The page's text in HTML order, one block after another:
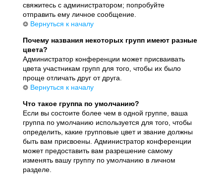
свяжитесь с администратором; попробуйте
отправить ему личное сообщение.
Вернуться к началу
Почему названия некоторых групп имеют разные
цвета?
Администратор конференции может присваивать
цвета участникам групп для того, чтобы их было
проще отличать друг от друга.
Вернуться к началу
Что такое группа по умолчанию?
Если вы состоите более чем в одной группе, ваша
группа по умолчанию используется для того, чтобы
определить, какие групповые цвет и звание должны
быть вам присвоены. Администратор конференции
может предоставить вам разрешение самому
изменять вашу группу по умолчанию в личном
разделе.